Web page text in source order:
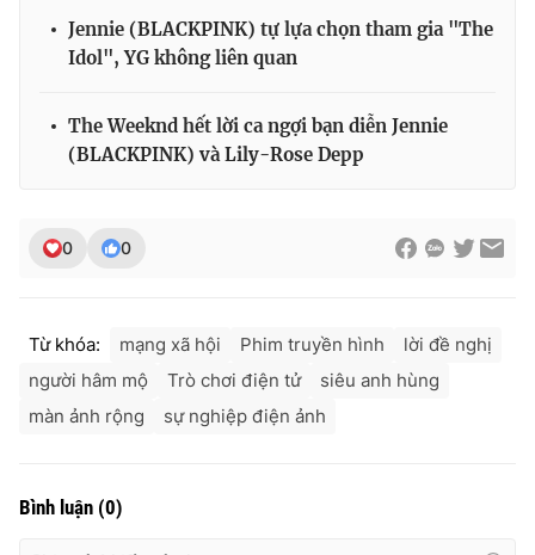
Email:toasoan@vtv.vn
® Cấm sao chép dưới mọi hình thức nếu không có sự chấp
Jennie (BLACKPINK) tự lựa chọn tham gia "The
Idol", YG không liên quan
The Weeknd hết lời ca ngợi bạn diễn Jennie
(BLACKPINK) và Lily-Rose Depp
0 0
Từ khóa: mạng xã hội Phim truyền hình
lời đề nghị
người hâm mộ
Trò chơi điện tử
siêu anh hùng
màn ảnh rộng
sự nghiệp điện ảnh
Bình luận (0)